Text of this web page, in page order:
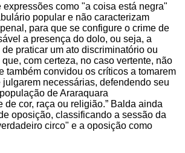
expressões como "a coisa está negra"
popular e não caracterizam
para que se configure o crime de
a presença do dolo, ou seja, a
praticar um ato discriminatório ou
com certeza, no caso vertente, não
também convidou os críticos a tomarem
necessárias, defendendo seu
de Araraquara
de cor, raça ou religião.” Balda ainda
oposição, classificando a sessão da
circo" e a oposição como